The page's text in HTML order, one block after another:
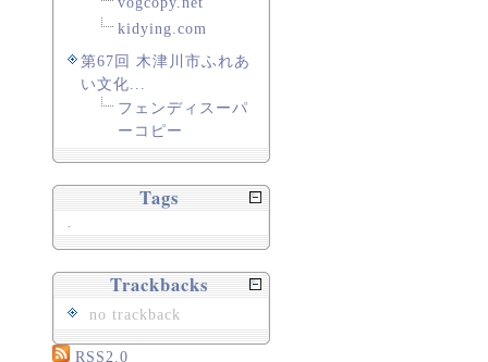
kidying.com
第67回 木津川市ふれあ
い文化...
フェンディスーパ
ーコピー
Tags
Trackbacks
no trackback
RSS2.0